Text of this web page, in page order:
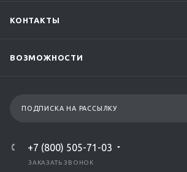
КОНТАКТЫ
ВОЗМОЖНОСТИ
ПОДПИСКА НА РАССЫЛКУ
+7 (800) 505-71-03
ЗАКАЗАТЬ ЗВОНОК